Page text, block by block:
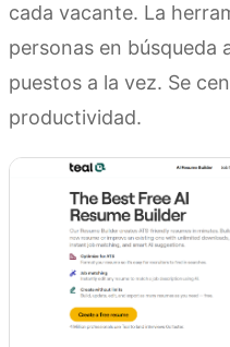
cada vacante. La
personas en búsqueda
puestos a la vez. Se
productividad.